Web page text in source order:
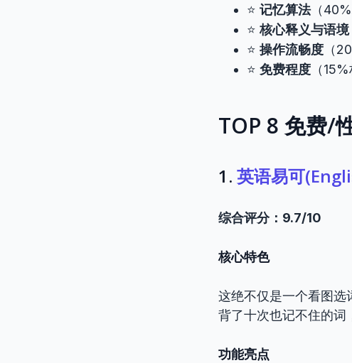
⭐ 记忆算法（40%
⭐核心释义与语境
⭐ 操作流畅度 （
⭐ 免费程度 （
TOP 8 免费/
1. 英语易可
综合评分：9.7/10
核心特色
这绝不仅是一个看图选
背了十次也记不住的词
功能亮点